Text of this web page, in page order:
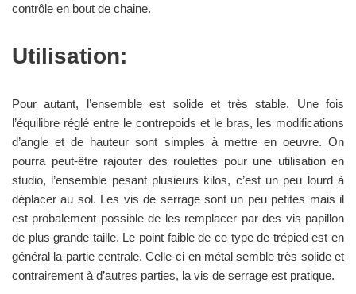
contrôle en bout de chaine.
Utilisation:
Pour autant, l’ensemble est solide et très stable. Une fois
l’équilibre réglé entre le contrepoids et le bras, les modifications
d’angle et de hauteur sont simples à mettre en oeuvre. On
pourra peut-être rajouter des roulettes pour une utilisation en
studio, l’ensemble pesant plusieurs kilos, c’est un peu lourd à
déplacer au sol. Les vis de serrage sont un peu petites mais il
est probalement possible de les remplacer par des vis papillon
de plus grande taille. Le point faible de ce type de trépied est en
général la partie centrale. Celle-ci en métal semble très solide et
contrairement à d’autres parties, la vis de serrage est pratique.